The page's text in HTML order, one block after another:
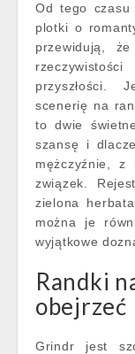
Od tego czasu
plotki o
przewidują,
przyszłości.
scenerię na
to dwie
szansę i
mężczyźnie, z
związek.
zielona
można je
wyjątkowe
Randki
obejrzeć
Grindr jest